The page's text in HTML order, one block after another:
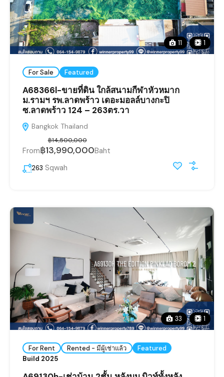
11 1
For Sale Featured
A68366l-ขายที่ดิน ใกล้สนามกีฬาหัวหมาก
ม.รามฯ รพ.ลาดพร้าว เดอะมอลล์บางกะปิ
ซ.ลาดพร้าว 124 – 263ตร.วา
Bangkok Thailand
From฿13,990,000
฿14,500,000
Baht
263 Sqwah
33 1
For Rent Rented - มีผู้เช่าแล้ว
Featured
Build 2025